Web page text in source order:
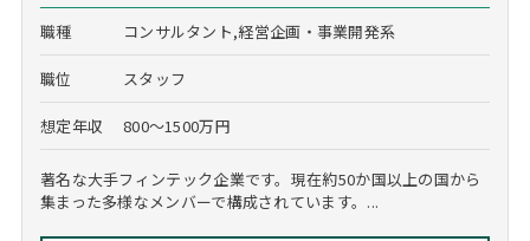
職種 コンサルタント,経営企画・事業開発系
職位 スタッフ
想定年収 800～1500万円
著名な大手フィンテック企業です。現在約50か国以上の国から
集まった多様なメンバーで構成されています。...